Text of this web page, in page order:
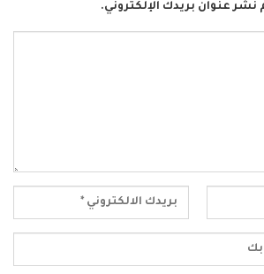
نشر عنوان بريدك الإلكتروني.